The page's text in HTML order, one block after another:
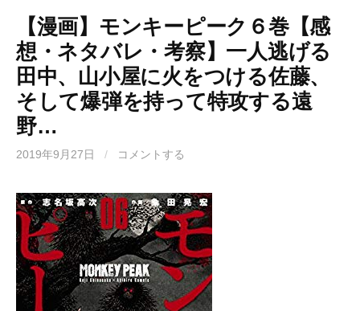
【漫画】モンキーピーク６巻【感
想・ネタバレ・考察】一人逃げる
田中、山小屋に火をつける佐藤、
そして爆弾を持って特攻する遠
野…
2019年9月27日 / コメントする